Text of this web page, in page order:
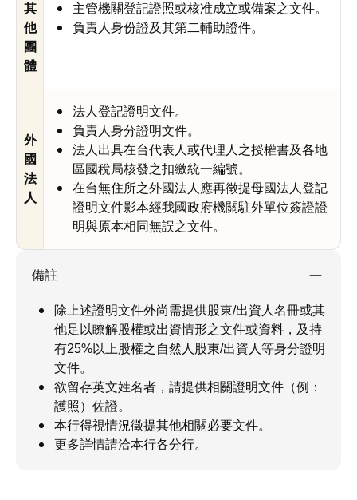
其
他
團
體
主管機關登記證照或核准成立或備案之文件。
負責人身份證及其第二輔助證件。
外
國
法
人
法人登記證明文件。
負責人身分證明文件。
法人出具在台代表人或代理人之授權書及各地
區國稅局核發之扣繳統一編號。
在台無住所之外國法人應再徵提母國法人登記
證明文件影本經我國政府機關駐外單位簽證證
明與原本相同無誤之文件。
備註
除上述證明文件外尚需提供股東/出資人名冊或其
他足以瞭解股權或出資情形之文件或資料，及持
有25%以上股權之自然人股東/出資人等身分證明
文件。
欲留存英文姓名者，請提供相關證明文件（例：
護照）佐證。
本行得視情況徵提其他相關必要文件。
更多詳情請洽本行各分行。